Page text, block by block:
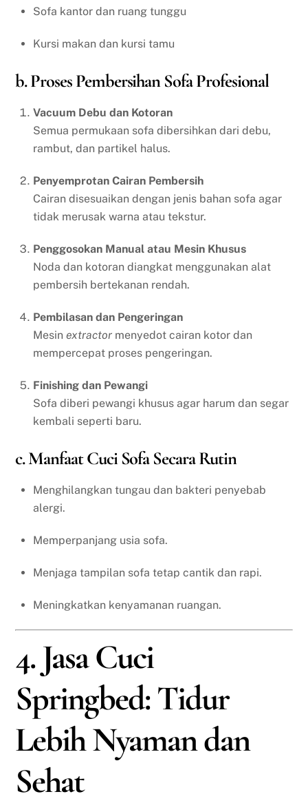
Sofa kantor dan ruang tunggu
Kursi makan dan kursi tamu
b. Proses Pembersihan Sofa Profesional
Vacuum Debu dan Kotoran
Semua permukaan sofa dibersihkan dari debu,
rambut, dan partikel halus.
Penyemprotan Cairan Pembersih
Cairan disesuaikan dengan jenis bahan sofa agar
tidak merusak warna atau tekstur.
Penggosokan Manual atau Mesin Khusus
Noda dan kotoran diangkat menggunakan alat
pembersih bertekanan rendah.
Pembilasan dan Pengeringan
Mesin extractor menyedot cairan kotor dan
mempercepat proses pengeringan.
Finishing dan Pewangi
Sofa diberi pewangi khusus agar harum dan segar
kembali seperti baru.
c. Manfaat Cuci Sofa Secara Rutin
Menghilangkan tungau dan bakteri penyebab
alergi.
Memperpanjang usia sofa.
Menjaga tampilan sofa tetap cantik dan rapi.
Meningkatkan kenyamanan ruangan.
4. Jasa Cuci
Springbed: Tidur
Lebih Nyaman dan
Sehat